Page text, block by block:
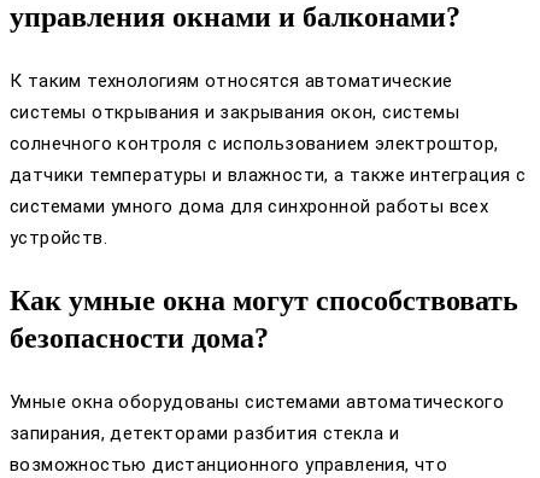
управления окнами и балконами?
К таким технологиям относятся автоматические
системы открывания и закрывания окон, системы
солнечного контроля с использованием электроштор,
датчики температуры и влажности, а также интеграция с
системами умного дома для синхронной работы всех
устройств.
Как умные окна могут способствовать
безопасности дома?
Умные окна оборудованы системами автоматического
запирания, детекторами разбития стекла и
возможностью дистанционного управления, что